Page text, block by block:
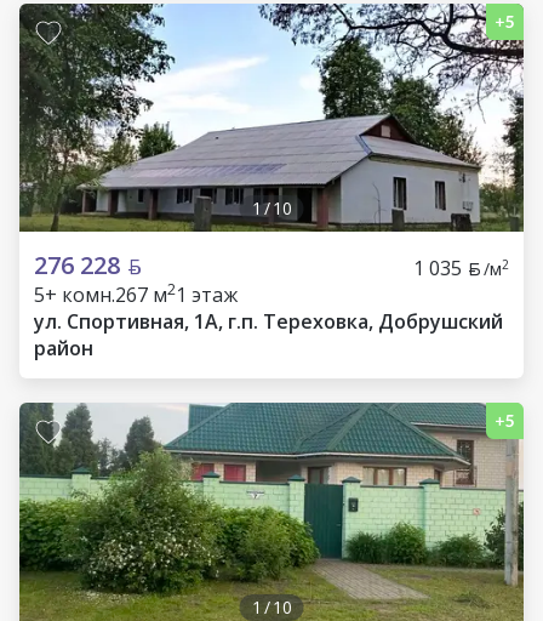
1/10
276 228 1 035 /м2
5+ комн.267 м21 этаж
ул. Спортивная, 1А, г.п. Тереховка, Добрушский
район
1 /10